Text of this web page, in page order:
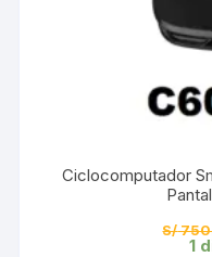
Ciclocomputador
S/
1